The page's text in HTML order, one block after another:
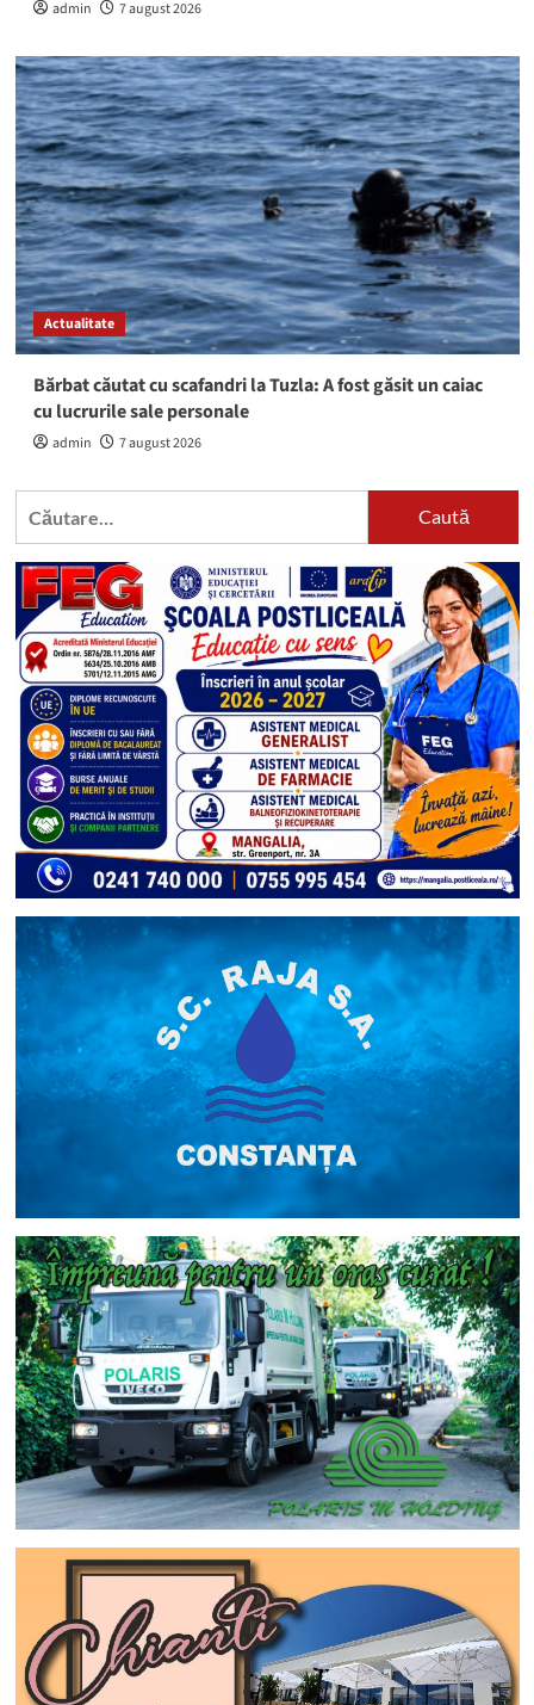
admin 7 august 2026
Actualitate
Bărbat căutat cu scafandri la Tuzla: A fost găsit un caiac
cu lucrurile sale personale
admin 7 august 2026
Caută